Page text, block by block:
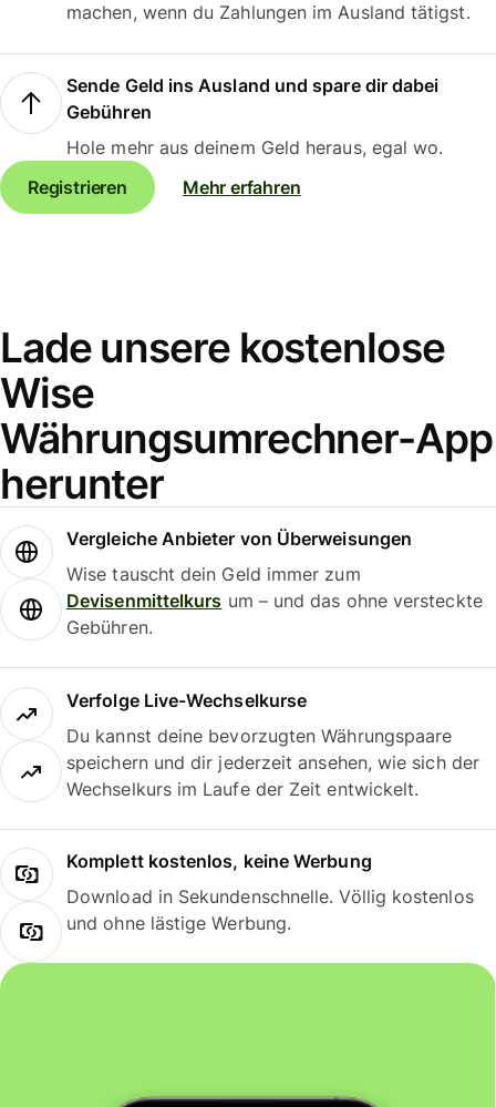
machen, wenn du Zahlungen im Ausland tätigst.
Sende Geld ins Ausland und spare dir dabei
Gebühren
Hole mehr aus deinem Geld heraus, egal wo.
Registrieren
Mehr erfahren
Lade unsere kostenlose
Wise
Währungsumrechner-App
herunter
Vergleiche Anbieter von Überweisungen
Wise tauscht dein Geld immer zum
Devisenmittelkurs um – und das ohne versteckte
Gebühren.
Verfolge Live-Wechselkurse
Du kannst deine bevorzugten Währungspaare
speichern und dir jederzeit ansehen, wie sich der
Wechselkurs im Laufe der Zeit entwickelt.
Komplett kostenlos, keine Werbung
Download in Sekundenschnelle. Völlig kostenlos
und ohne lästige Werbung.